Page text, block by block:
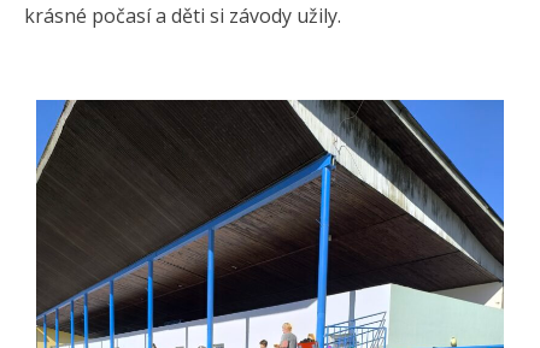
krásné počasí a děti si závody užily.